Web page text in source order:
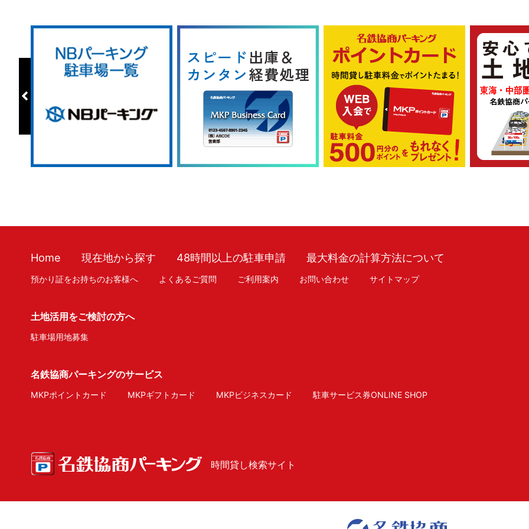
Home 現在地から探す 48時間以上の駐車申請 最大料金の計算方法について
預かり証をお持ちのお客様へ よくあるご質問 ご利用案内 お問い合わせ サイトマップ
土地活用をご検討の方へ
駐車場用地募集
名鉄協商パーキングのサービス
MKPポイントカード MKPギフトカード MKPビジネスカード 駐車サービス券ONLINE SHOP
時間貸し検索サイト